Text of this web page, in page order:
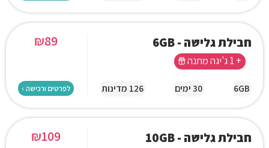
חבילת גלישה - 6GB
+ 1 ג'יגה מתנה
6GB 30 ימים 126 מדינות
₪89
לפרטים ורכישה ›
חבילת גלישה - 10GB ₪109